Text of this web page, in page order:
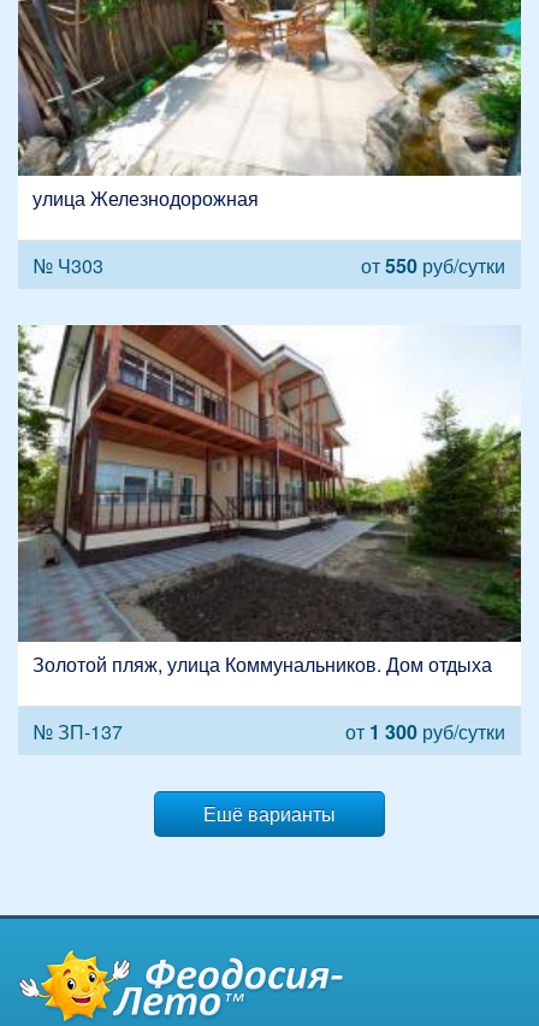
улица Железнодорожная
№ Ч303 от550 руб/сутки
Золотой пляж, улица Коммунальников. Дом отдыха
№ ЗП-137 от 1 300 руб/сутки
Ешё варианты